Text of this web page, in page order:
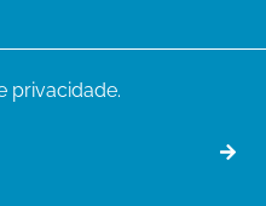
privacidade.